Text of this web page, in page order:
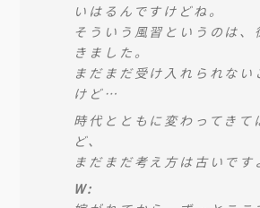
いはるんですけどね。
そういう風習というのは、
きました。
まだまだ受け入れられない
けど…
時代とともに変わってきて
ど、
まだまだ考え方は古いです
W: